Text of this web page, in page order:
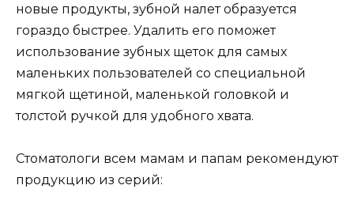
новые продукты, зубной налет образуется
гораздо быстрее. Удалить его поможет
использование зубных щеток для самых
маленьких пользователей со специальной
мягкой щетиной, маленькой головкой и
толстой ручкой для удобного хвата.
Стоматологи всем мамам и папам рекомендуют
продукцию из серий: